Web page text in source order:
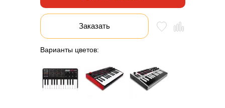
Заказать
Варианты цветов: